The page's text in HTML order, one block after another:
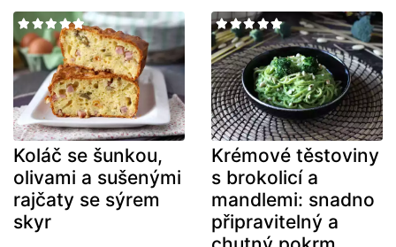
Koláč se šunkou,
olivami a sušenými
rajčaty se sýrem
skyr
Krémové těstoviny
s brokolicí a
mandlemi: snadno
připravitelný a